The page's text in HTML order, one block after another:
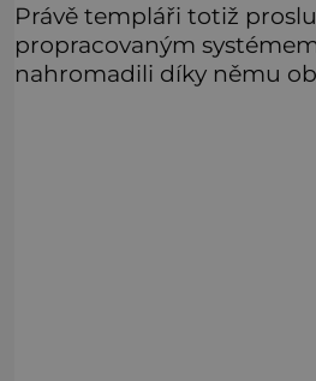
Právě templáři totiž
propracovaným
nahromadili díky němu